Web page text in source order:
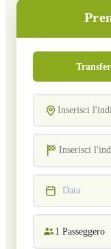
Transfer
Data
1 Passeggero